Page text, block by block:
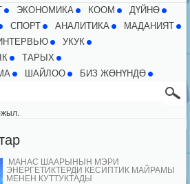
ЭКОНОМИКА КООМ
ДҮЙНӨ
СПОРТ АНАЛИТИКА
МАДАНИЯТ
УКУК
ТАРЫХ
ШАЙЛОО БИЗ ЖӨНҮНДӨ
жыл.
МАНАС ШААРЫНЫН МЭРИ
ЭНЕРГЕТИКТЕРДИ КЕСИПТИК МАЙРАМЫ
МЕНЕН КУТТУКТАДЫ